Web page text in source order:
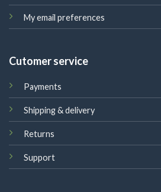
My email preferences
Cutomer service
Payments
Shipping & delivery
Returns
Support